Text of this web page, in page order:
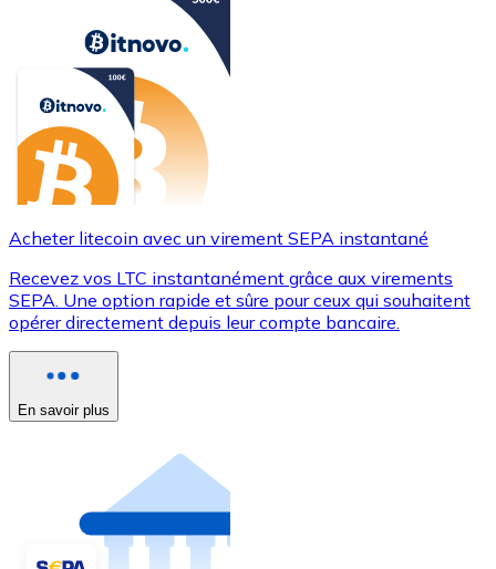
Acheter litecoin avec un virement SEPA instantané
Recevez vos LTC instantanément grâce aux virements
SEPA. Une option rapide et sûre pour ceux qui souhaitent
opérer directement depuis leur compte bancaire.
En savoir plus